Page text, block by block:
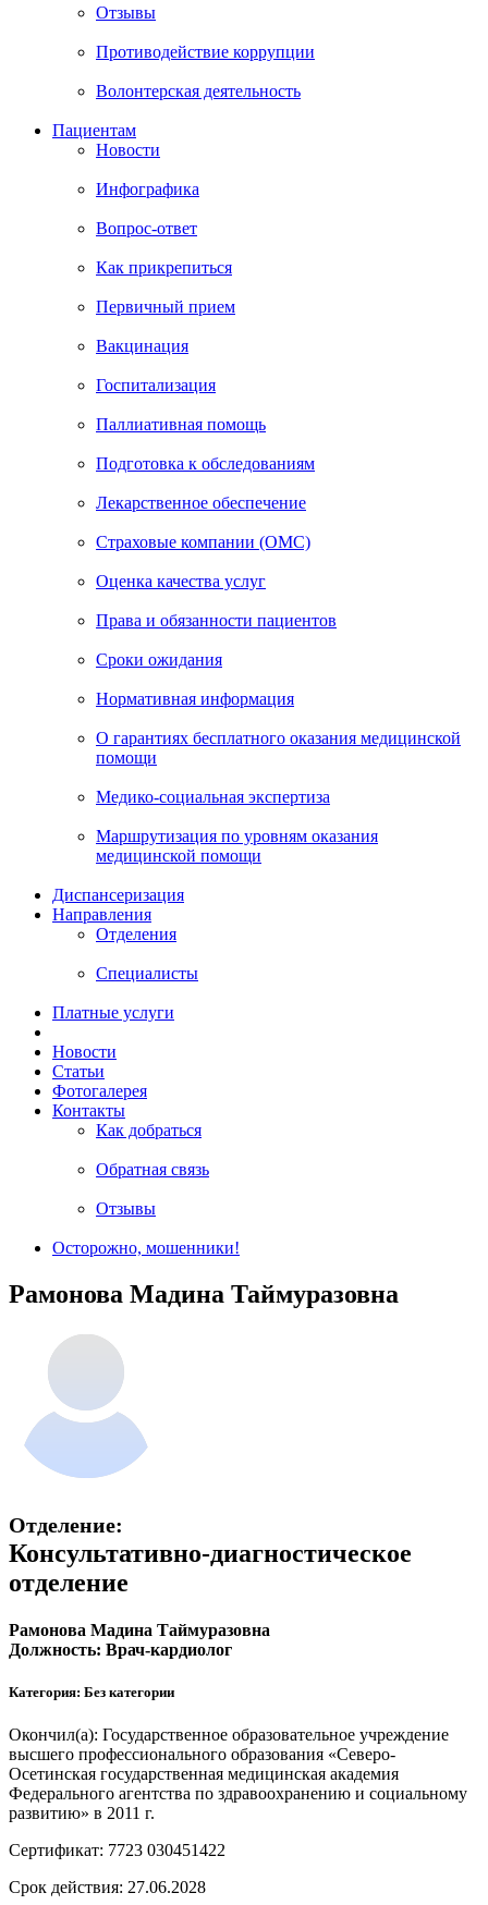
Отзывы
Противодействие коррупции
Волонтерская деятельность
Пациентам
Новости
Инфографика
Вопрос-ответ
Как прикрепиться
Первичный прием
Вакцинация
Госпитализация
Паллиативная помощь
Подготовка к обследованиям
Лекарственное обеспечение
Страховые компании (ОМС)
Оценка качества услуг
Права и обязанности пациентов
Сроки ожидания
Нормативная информация
О гарантиях бесплатного оказания медицинской
помощи
Медико-социальная экспертиза
Маршрутизация по уровням оказания
медицинской помощи
Диспансеризация
Направления
Отделения
Специалисты
Платные услуги
Новости
Статьи
Фотогалерея
Контакты
Как добраться
Обратная связь
Отзывы
Осторожно, мошенники!
Рамонова Мадина Таймуразовна
Отделение:
Консультативно-диагностическое
отделение
Рамонова Мадина Таймуразовна
Должность: Врач-кардиолог
Категория: Без категории
Окончил(а): Государственное образовательное учреждение
высшего профессионального образования «Северо-
Осетинская государственная медицинская академия
Федерального агентства по здравоохранению и социальному
развитию» в 2011 г.
Сертификат: 7723 030451422
Срок действия: 27.06.2028